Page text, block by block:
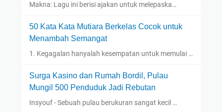
Makna: Lagu ini berisi ajakan untuk melepaska…
50 Kata Kata Mutiara Berkelas Cocok untuk
Menambah Semangat
1. Kegagalan hanyalah kesempatan untuk memulai …
Surga Kasino dan Rumah Bordil, Pulau
Mungil 500 Penduduk Jadi Rebutan
Insyouf - Sebuah pulau berukuran sangat kecil …